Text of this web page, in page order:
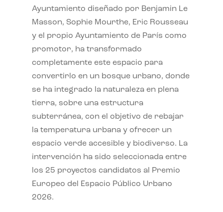
Ayuntamiento diseñado por Benjamin Le
Masson, Sophie Mourthe, Eric Rousseau
y el propio Ayuntamiento de París como
promotor, ha transformado
completamente este espacio para
convertirlo en un bosque urbano, donde
se ha integrado la naturaleza en plena
tierra, sobre una estructura
subterránea, con el objetivo de rebajar
la temperatura urbana y ofrecer un
espacio verde accesible y biodiverso. La
intervención ha sido seleccionada entre
los 25 proyectos candidatos al Premio
Europeo del Espacio Público Urbano
2026.